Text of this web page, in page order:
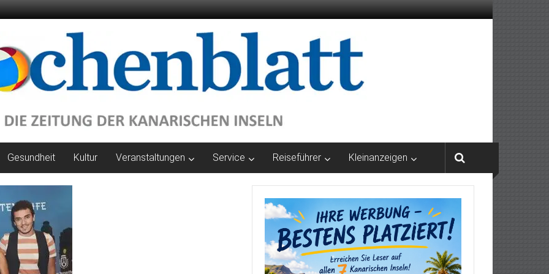
Gesundheit Kultur Veranstaltungen Service Reiseführer Kleinanzeigen